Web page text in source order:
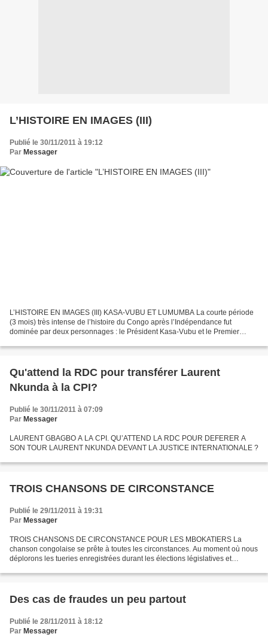
L’HISTOIRE EN IMAGES (III)
Publié le 30/11/2011 à 19:12
Par Messager
L’HISTOIRE EN IMAGES (III) KASA-VUBU ET LUMUMBA La courte période
(3 mois) très intense de l’histoire du Congo après l’Indépendance fut
dominée par deux personnages : le Président Kasa-Vubu et le Premier
Qu'attend la RDC pour transférer Laurent
Nkunda à la CPI?
Publié le 30/11/2011 à 07:09
Par Messager
LAURENT GBAGBO A LA CPI. QU’ATTEND LA RDC POUR DEFERER A
SON TOUR LAURENT NKUNDA DEVANT LA JUSTICE INTERNATIONALE ?
TROIS CHANSONS DE CIRCONSTANCE
Publié le 29/11/2011 à 19:31
Par Messager
TROIS CHANSONS DE CIRCONSTANCE POUR LES MBOKATIERS La
chanson congolaise se prête à toutes les circonstances. Au moment où nous
déplorons les tueries enregistrées durant les élections législatives et
Des cas de fraudes un peu partout
Publié le 28/11/2011 à 18:12
Par Messager